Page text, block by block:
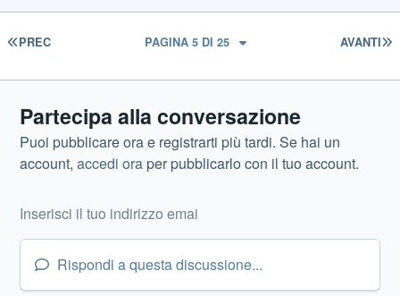
PRIMA PAGINA
PREC AVANTI
PAGINA 5 DI 25
Partecipa alla conversazione
Puoi pubblicare ora e registrarti più tardi. Se hai un
account,accedi oraper pubblicarlo con il tuo account.
Rispondi a questa discussione...